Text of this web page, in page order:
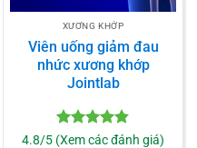
XƯƠNG KHỚP
Viên uống giảm đau
nhức xương khớp
Jointlab
Được xếp
4.8/5 (Xem các đánh giá)